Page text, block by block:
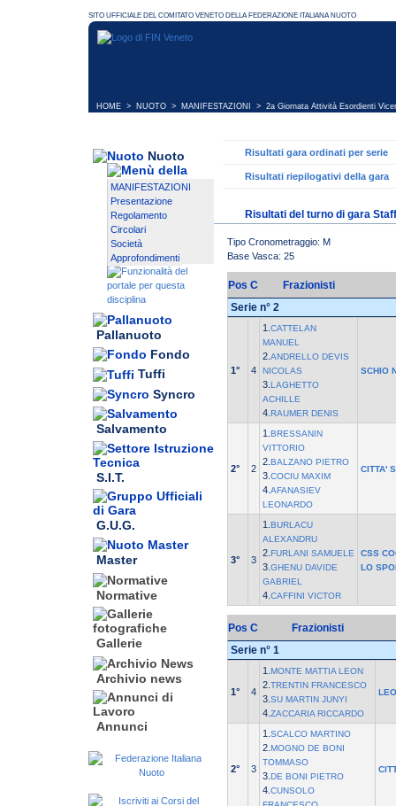
HOME > NUOTO > MANIFESTAZIONI > 2a Giornata Attività Esordienti
Nuoto
MANIFESTAZIONI
Presentazione
Regolamento
Circolari
Società
Approfondimenti
Pallanuoto
Fondo
Tuffi
Syncro
Salvamento
S.I.T.
G.U.G.
Master
Normative
Gallerie
Archivio news
Annunci
Risultati gara ordinati per serie
Risultati riepilogativi della gara
Risultati del turno di gara
Tipo Cronometraggio: M
Base Vasca: 25
Pos C
Frazionisti
Serie n° 2
1° 4
1. CATTELAN
MANUEL
2. ANDRELLO DEVIS
NICOLAS
3. LAGHETTO
ACHILLE
4. RAUMER DENIS
SCHIO
2° 2
1. BRESSANIN
VITTORIO
2. BALZANO PIETRO
3. COCIU MAXIM
4. AFANASIEV
LEONARDO
CITTA'
3° 3
1. BURLACU
ALEXANDRU
2. FURLANI SAMUELE
3. GHENU DAVIDE
GABRIEL
4. CAFFINI VICTOR
CSS
LO
Pos C
Frazionisti
Serie n° 1
1° 4
1. MONTE MATTIA LEON
2. TRENTIN FRANCESCO
3. SU MARTIN JUNYI
4. ZACCARIA RICCARDO
2° 3
1. SCALCO MARTINO
2. MOGNO DE BONI
TOMMASO
3. DE BONI PIETRO
4. CUNSOLO